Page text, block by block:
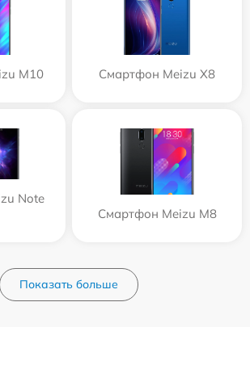
M10 Смартфон Meizu X8
Note
Смартфон Meizu M8
Показать больше